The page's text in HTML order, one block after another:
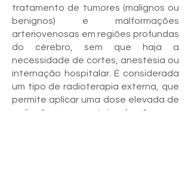
tratamento de tumores (malignos ou
benignos) e malformações
arteriovenosas em regiões profundas
do cérebro, sem que haja a
necessidade de cortes, anestesia ou
internação hospitalar. É considerada
um tipo de radioterapia externa, que
permite aplicar uma dose elevada de
radiação em uma única fração, com